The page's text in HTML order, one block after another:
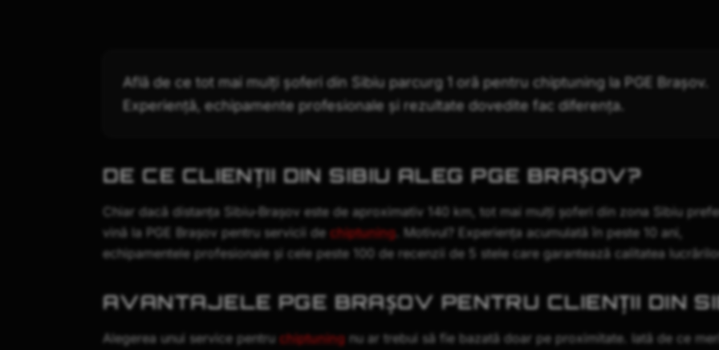
Află de ce tot mai mulți șoferi din Sibiu parcurg 1 oră pentru chiptuning la PGE Brașov.
Experiență, echipamente profesionale și rezultate dovedite fac diferența.
DE CE CLIENȚII DIN SIBIU ALEG PGE BRAȘOV?
Chiar dacă distanța Sibiu-Brașov este de aproximativ 140 km, tot mai mulți șoferi din zona Sibiu
vină la PGE Brașov pentru servicii de chiptuning. Motivul? Experiența acumulată în peste 10 ani,
echipamentele profesionale și cele peste 100 de recenzii de 5 stele care garantează calitatea
AVANTAJELE PGE BRAȘOV PENTRU CLIENȚII DIN
Alegerea unui service pentru chiptuning nu ar trebui să fie bazată doar pe proximitate. Iată de ce